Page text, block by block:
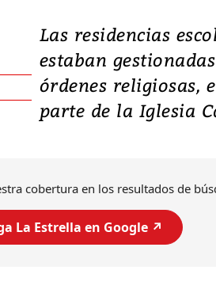
Las residencias
estaban
órdenes religiosas,
parte de la Iglesia
cobertura en los resultados de
La Estrella en Google ↗️
Video: Lula
candidatura
promesas
en defensa,